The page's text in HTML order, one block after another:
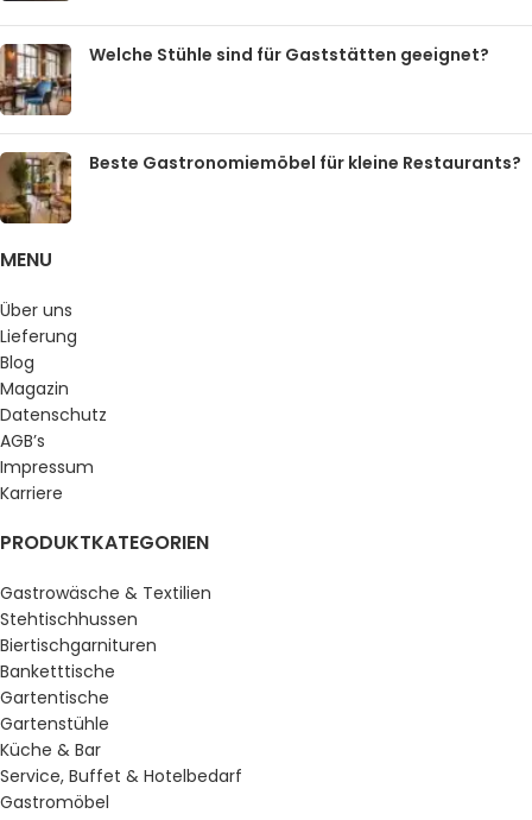
Welche Stühle sind für Gaststätten geeignet?
Beste Gastronomiemöbel für kleine Restaurants?
MENU
Über uns
Lieferung
Blog
Magazin
Datenschutz
AGB’s
Impressum
Karriere
PRODUKTKATEGORIEN
Gastrowäsche & Textilien
Stehtischhussen
Biertischgarnituren
Banketttische
Gartentische
Gartenstühle
Küche & Bar
Service, Buffet & Hotelbedarf
Gastromöbel